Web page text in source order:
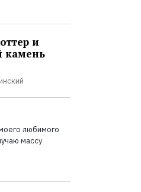
и
камень
любимого
массу